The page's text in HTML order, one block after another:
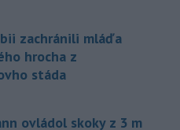
zachránili mláďa
hrocha z
stáda
ovládol skoky z 3 m